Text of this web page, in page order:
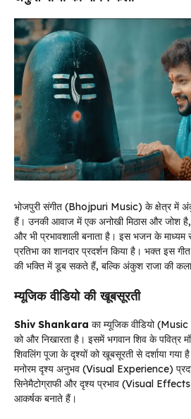
भोजपुरी संगीत (Bhojpuri Music) के क्षेत्र में
हैं। उनकी आवाज में एक अनोखी मिठास और जोश
और भी प्रभावशाली बनाता है। इस भजन के माध्यम
प्रतिभा का शानदार प्रदर्शन किया है। भक्त इस
की भक्ति में डूब सकते हैं, बल्कि अंकुश राजा की
म्यूजिक वीडियो की खूबसूरती
Shiv Shankara का म्यूजिक वीडियो
को और निखारता है। इसमें भगवान शिव के पवित्र
शिवलिंग पूजा के दृश्यों को खूबसूरती से दर्शाया गया
मनोरम दृश्य अनुभव (Visual Experience)
सिनेमैटोग्राफी और दृश्य प्रभाव (Visual
आकर्षक बनाते हैं।